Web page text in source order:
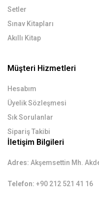
Setler
Sınav Kitapları
Akıllı Kitap
Müşteri Hizmetleri
Hesabım
Üyelik Sözleşmesi
Sık Sorulanlar
Sipariş Takibi
İletişim Bilgileri
Adres: Akşemsettin Mh.
Telefon: +90 212 521 41 16